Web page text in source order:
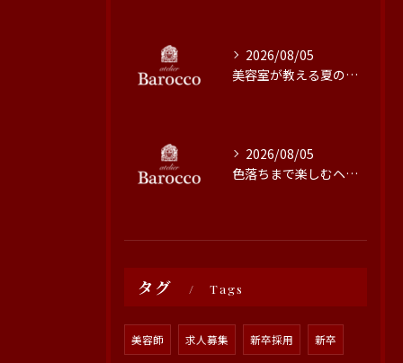
2026/08/05
美容室が教える夏の最旬ヘアカラー技術
2026/08/05
色落ちまで楽しむヘアカラーの秘訣
タグ Tags
美容師 求人募集 新卒採用 新卒